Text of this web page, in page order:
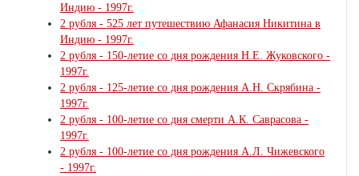
Индию - 1997г.
2 рубля - 525 лет путешествию Афанасия Никитина в
Индию - 1997г.
2 рубля - 150-летие со дня рождения Н.Е. Жуковского -
1997г.
2 рубля - 125-летие со дня рождения А.Н. Скрябина -
1997г.
2 рубля - 100-летие со дня смерти А.К. Саврасова -
1997г.
2 рубля - 100-летие со дня рождения А.Л. Чижевского
- 1997г.